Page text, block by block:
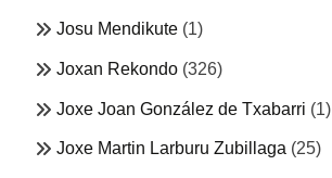
Josu Mendikute (1)
Joxan Rekondo (326)
Joxe Joan González de Txabarri (1)
Joxe Martin Larburu Zubillaga (25)